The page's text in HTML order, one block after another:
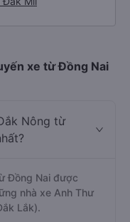
xe từ Đồng Nai
Nông từ
Đồng Nai được
nhà xe Anh Thư
Lắk).